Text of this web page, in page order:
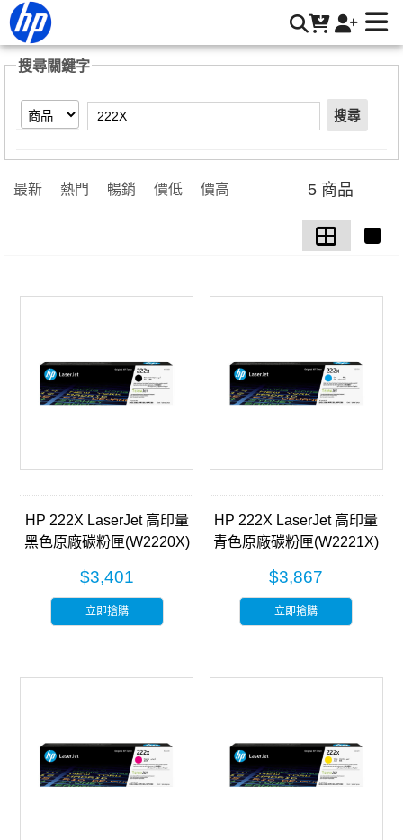
【222X】搜尋結果 | HP® 惠普台灣原廠購物網
搜尋關鍵字
搜尋
最新 熱門 暢銷 價低 價高 5 商品
HP 222X LaserJet 高印量
黑色原廠碳粉匣(W2220X)
$3,401
立即搶購
HP 222X LaserJet 高印量
青色原廠碳粉匣(W2221X)
$3,867
立即搶購